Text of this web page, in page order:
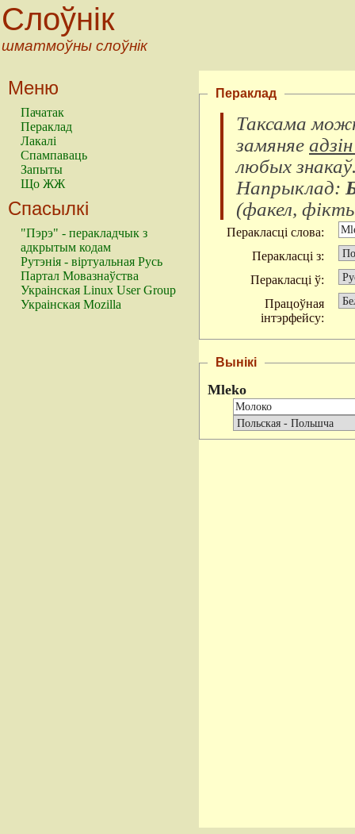
Слоўнік
шматмоўны слоўнік
Меню
Пачатак
Пераклад
Лакалі
Спампаваць
Запыты
Що ЖЖ
Спасылкі
"Пэрэ" - перакладчык з
адкрытым кодам
Рутэнія - віртуальная Русь
Партал Мовазнаўства
Украінская Linux User Group
Украінская Mozilla
Пераклад
Таксама
замяняе
любых знакаў
Напрыклад:
(факел,
Перакласці слова:
Перакласці з:
Перакласці ў:
Працоўная
інтэрфейсу:
Вынікі
Mleko